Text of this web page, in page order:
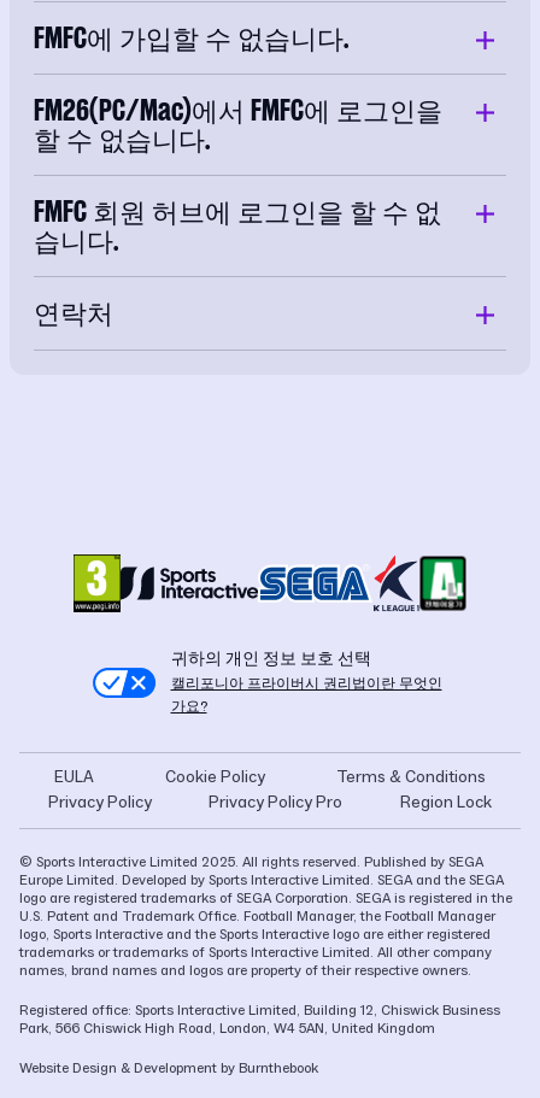
FMFC에 가입할 수 없습니다.
FM26(PC/Mac)에서 FMFC에 로그인을
할 수 없습니다.
FMFC 회원 허브에 로그인을 할 수 없
습니다.
연락처
귀하의 개인 정보 보호 선택
캘리포니아 프라이버시 권리법이란 무엇인
가요?
EULA Cookie Policy
Terms & Conditions
Privacy Policy
Privacy Policy Pro Region Lock
© Sports Interactive Limited 2025. All rights reserved. Published by SEGA
Europe Limited. Developed by Sports Interactive Limited. SEGA and the SEGA
logo are registered trademarks of SEGA Corporation. SEGA is registered in the
U.S. Patent and Trademark Office. Football Manager, the Football Manager
logo, Sports Interactive and the Sports Interactive logo are either registered
trademarks or trademarks of Sports Interactive Limited. All other company
names, brand names and logos are property of their respective owners.
Registered office: Sports Interactive Limited, Building 12, Chiswick Business
Park, 566 Chiswick High Road, London, W4 5AN, United Kingdom
Website Design & Development by Burnthebook